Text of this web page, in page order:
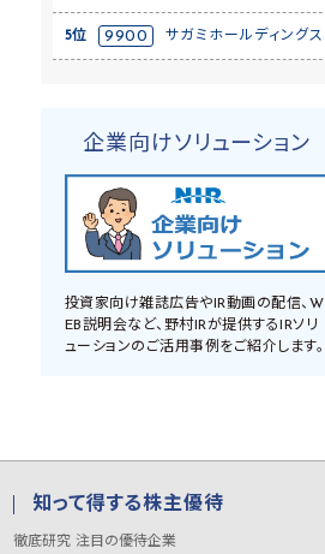
5位 9900 サガミホールディングス
企業向けソリューション
投資家向け雑誌広告やIR動画の配信、W
EB説明会など、野村IRが提供するIRソリ
ューションのご活用事例をご紹介します。
知って得する株主優待
徹底研究 注目の優待企業